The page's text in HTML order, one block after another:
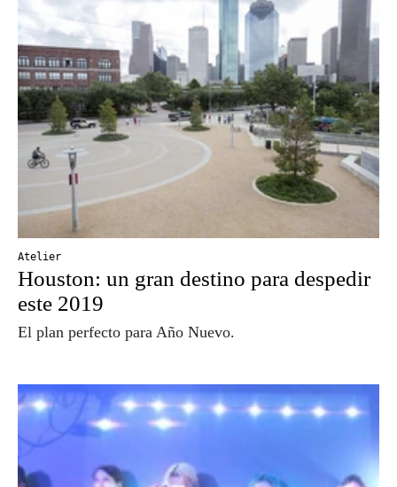
Atelier
Houston: un gran destino para despedir
este 2019
El plan perfecto para Año Nuevo.